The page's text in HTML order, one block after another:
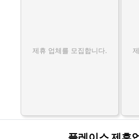
제휴 업체를 모집합니다.